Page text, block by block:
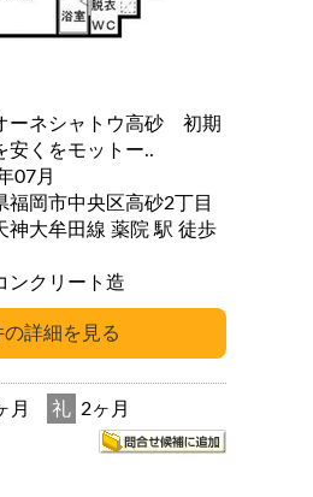
ーネシャトウ高砂 初期
安くをモットー..
07月
福岡市中央区高砂2丁目
大牟田線 薬院 駅 徒歩
ンクリート造
月 礼 2ヶ月